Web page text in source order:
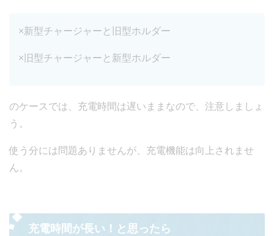
×新型チャージャーと旧型ホルダー
×旧型チャージャーと新型ホルダー
のケースでは、充電時間は遅いままなので、注意しましょ
う。
使う分には問題ありませんが、充電機能は向上されませ
ん。
充電時間が長い！と思ったら